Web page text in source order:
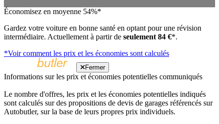
Économisez en moyenne 54%*
Gardez votre voiture en bonne santé en optant pour une révision
intermédiaire. Actuellement à partir de seulement 84 €*.
*Voir comment les prix et les économies sont calculés
Fermer
Informations sur les prix et économies potentielles communiqués
Le nombre d'offres, les prix et les économies potentielles indiqués
sont calculés sur des propositions de devis de garages référencés sur
Autobutler, sur la base de leurs propres prix individuels.